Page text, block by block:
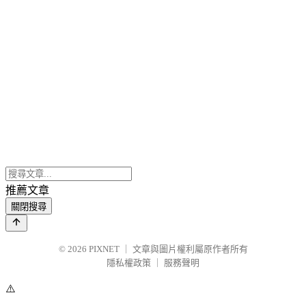
推薦文章
關閉搜尋
© 2026 PIXNET
文章與圖片權利屬原作者所有
隱私權政策
服務聲明
⚠️